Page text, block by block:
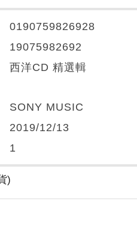
0190759826928
19075982692
西洋CD 精選輯
SONY MUSIC
2019/12/13
1
)